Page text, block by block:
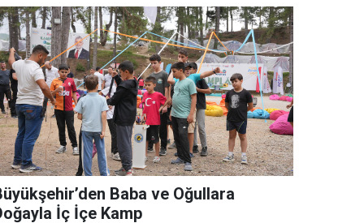
Baba ve Oğullara
İç İçe Kamp